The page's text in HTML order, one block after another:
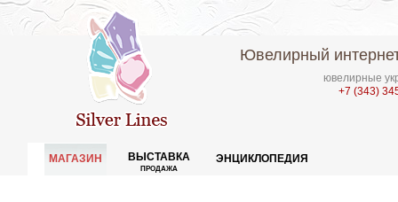
Ювелирный
ювелирные
+7 (343)
МАГАЗИН ВЫСТАВКА
ПРОДАЖА
ЭНЦИКЛОПЕДИЯ